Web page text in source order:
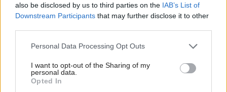
also be disclosed by us to third parties on the IAB’s List of
Downstream Participants that may further disclose it to other
Please note that this website/app uses one or more Google
not limited to your visit or usage behaviour. You may click to
grant or deny consent to Google and its third-party tags to
use your data for below specified purposes in below Google
Personal Data Processing Opt Outs
I want to opt-out of the Sharing of my
personal data.
Opted In
Hlásiť sa môžu aj autori interiérov zo
Slovenska
Uzávierka prihlášok je 28. 2. 2023
Medzinárodná porota
Vyhlásenie súťaže sa uskutoční 16. 5.